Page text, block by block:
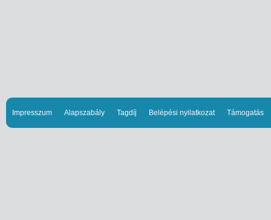
Impresszum Alapszabály Tagdíj Belépési nyilatkozat Támogatás